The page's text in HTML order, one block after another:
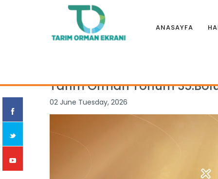
ANASAYFA
Tarım Orman Tohum
02 June Tuesday, 2026